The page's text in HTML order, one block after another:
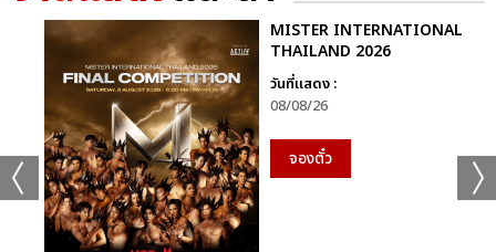
MISTER INTERNATIONAL
THAILAND 2026
วันที่แสดง :
08/08/26
จองตั๋ว